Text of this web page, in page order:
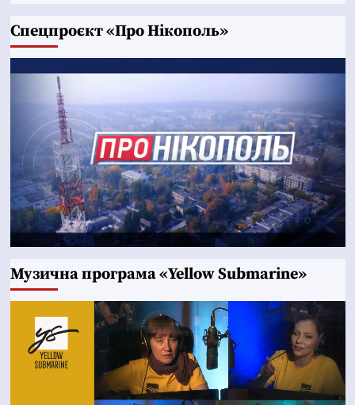
Cпецпроєкт «Про Нікополь»
Музична програма «Yellow Submarine»